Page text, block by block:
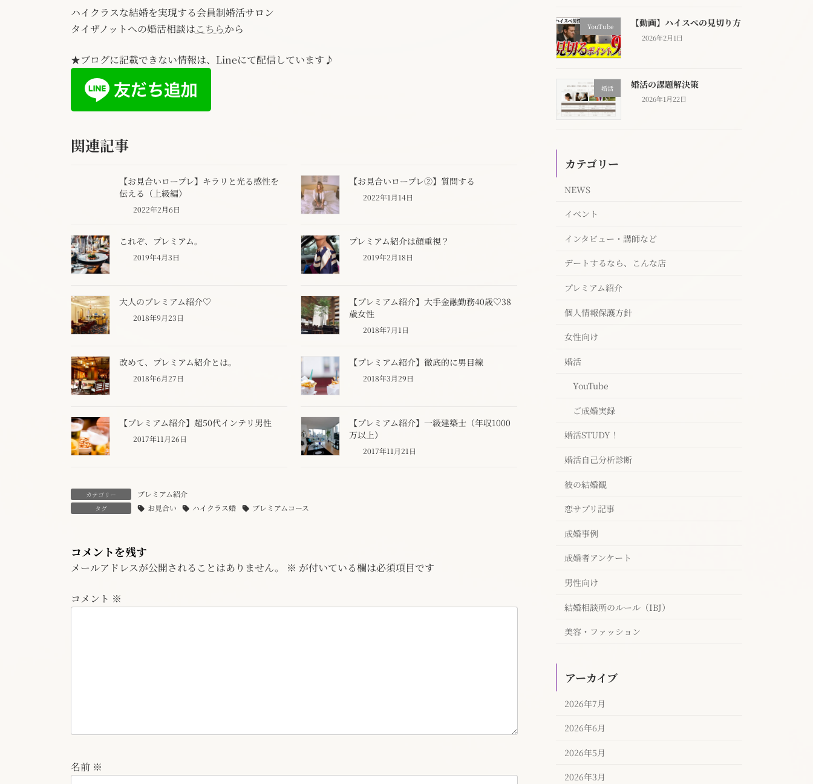
ハイクラスな結婚を実現する会員制婚活サロン
タイザノットへの婚活相談はこちらから
★ブログに記載できない情報は、Lineにて配信しています♪
関連記事
【お見合いロープレ】キラリと光る感性を
伝える（上級編）
2022年2月6日
【お見合いロープレ②】質問する
2022年1月14日
これぞ、プレミアム。
2019年4月3日
プレミアム紹介は顔重視？
2019年2月18日
大人のプレミアム紹介♡
2018年9月23日
【プレミアム紹介】大手金融勤務40歳♡38
歳女性
2018年7月1日
改めて、プレミアム紹介とは。
2018年6月27日
【プレミアム紹介】徹底的に男目線
2018年3月29日
【プレミアム紹介】超50代インテリ男性
2017年11月26日
【プレミアム紹介】一級建築士（年収1000
万以上）
2017年11月21日
カテゴリー プレミアム紹介
タグ お見合い ハイクラス婚 プレミアムコース
コメントを残す
メールアドレスが公開されることはありません。 ※ が付いている欄は必須項目です
コメント ※
名前 ※
YouTube 【動画】ハイスぺの見切り方
2026年2月1日
婚活 婚活の課題解決策
2026年1月22日
カテゴリー
NEWS
イベント
インタビュー・講師など
デートするなら、こんな店
プレミアム紹介
個人情報保護方針
女性向け
婚活
YouTube
ご成婚実録
婚活STUDY！
婚活自己分析診断
彼の結婚観
恋サプリ記事
成婚事例
成婚者アンケート
男性向け
結婚相談所のルール（IBJ）
美容・ファッション
アーカイブ
2026年7月
2026年6月
2026年5月
2026年3月